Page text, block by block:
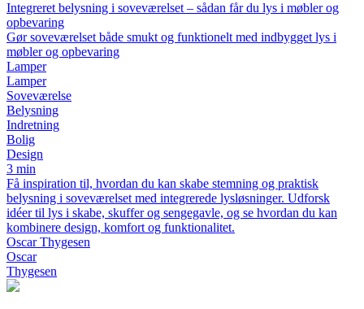
Integreret belysning i soveværelset – sådan får du lys i møbler og
opbevaring
Gør soveværelset både smukt og funktionelt med indbygget lys i
møbler og opbevaring
Lamper
Lamper
Soveværelse
Belysning
Indretning
Bolig
Design
3 min
Få inspiration til, hvordan du kan skabe stemning og praktisk
belysning i soveværelset med integrerede lysløsninger. Udforsk
idéer til lys i skabe, skuffer og sengegavle, og se hvordan du kan
kombinere design, komfort og funktionalitet.
Oscar Thygesen
Oscar
Thygesen